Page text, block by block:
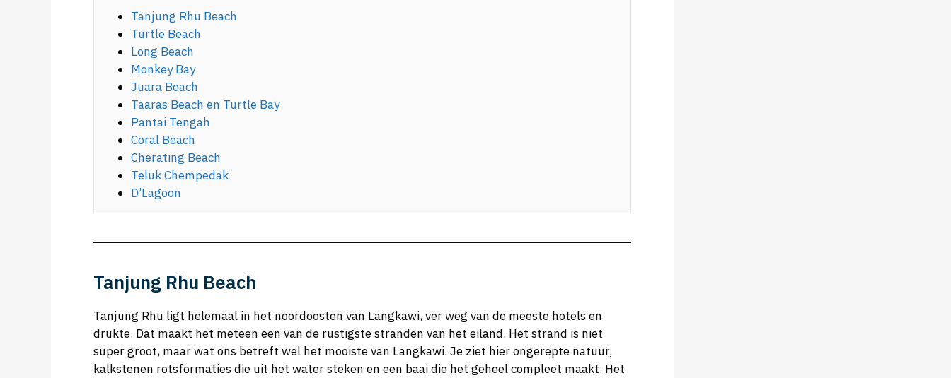
Tanjung Rhu Beach
Turtle Beach
Long Beach
Monkey Bay
Juara Beach
Taaras Beach en Turtle Bay
Pantai Tengah
Coral Beach
Cherating Beach
Teluk Chempedak
D’Lagoon
Tanjung Rhu Beach
Tanjung Rhu ligt helemaal in het noordoosten van Langkawi, ver weg van de meeste hotels en
drukte. Dat maakt het meteen een van de rustigste stranden van het eiland. Het strand is niet
super groot, maar wat ons betreft wel het mooiste van Langkawi. Je ziet hier ongerepte natuur,
kalkstenen rotsformaties die uit het water steken en een baai die het geheel compleet maakt. Het